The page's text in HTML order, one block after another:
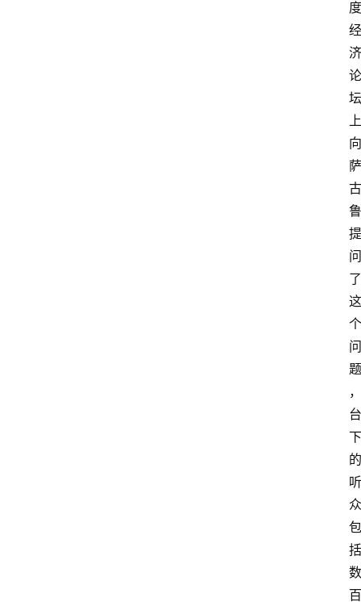
度
经
济
论
坛
上
向
萨
古
鲁
提
问
了
这
个
问
题
，
台
下
的
听
众
包
括
数
百